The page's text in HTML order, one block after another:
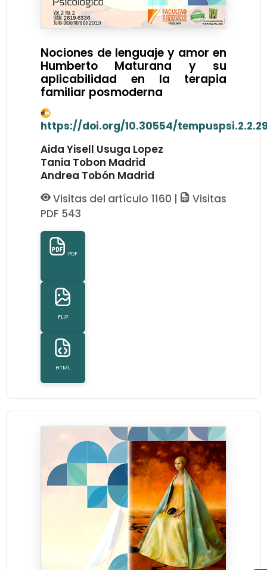
Nociones de lenguaje y amor en
Humberto Maturana y su
aplicabilidad en la terapia
familiar posmoderna
https://doi.org/10.30554/
Aida Yisell Usuga Lopez
Tania Tobon Madrid
Andrea Tobón Madrid
Visitas del artículo 1160 |
Visitas
PDF 543
PDF
FLIP
HTML